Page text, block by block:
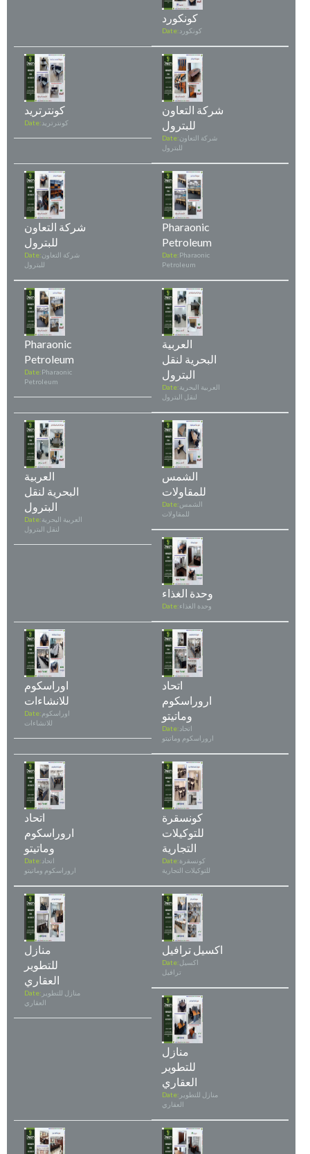
كونكورد
Date: كونكورد
كونترتريد
Date: كونترتريد
شركة التعاون
للبترول
Date:شركة التعاون
للبترول
شركة التعاون
للبترول
Date:شركة التعاون
للبترول
Pharaonic
Petroleum
Date:Pharaonic
Petroleum
Pharaonic
Petroleum
Date:Pharaonic
Petroleum
العربية
البحرية لنقل
البترول
Date:العربية البحرية
لنقل البترول
العربية
البحرية لنقل
البترول
Date:العربية البحرية
لنقل البترول
الشمس
للمقاولات
Date:الشمس
للمقاولات
وحدة الغذاء
Date:وحدة الغذاء
اوراسكوم
للانشاءات
Date: اوراسكوم
للانشاءات
اتحاد
اروراسكوم
وماتيتو
Date: اتحاد
اروراسكوم وماتيتو
اتحاد
اروراسكوم
وماتيتو
Date: اتحاد
اروراسكوم وماتيتو
كونسقرة
للتوكيلات
التجارية
Date:كونسقرة
للتوكيلات التجارية
منازل
للتطوير
العقاري
Date: منازل للتطوير
العقاري
اكسيل ترافيل
Date: اكسيل
ترافيل
منازل
للتطوير
العقاري
Date: منازل للتطوير
العقاري